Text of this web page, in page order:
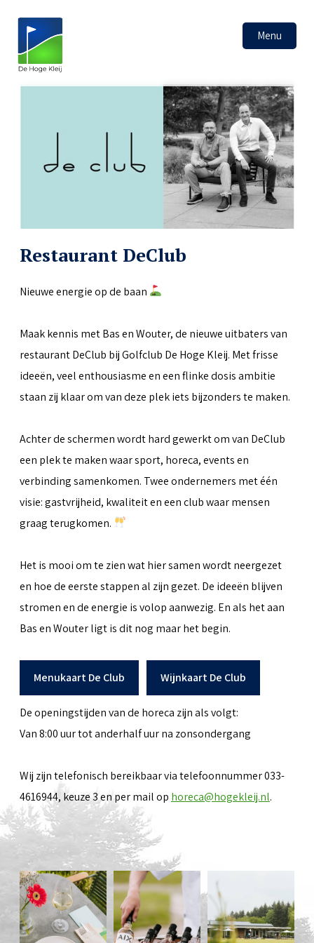
Menu
Restaurant DeClub
Nieuwe energie op de baan
Maak kennis met Bas en Wouter, de nieuwe uitbaters van
restaurant DeClub bij Golfclub De Hoge Kleij. Met frisse
ideeën, veel enthousiasme en een flinke dosis ambitie
staan zij klaar om van deze plek iets bijzonders te maken.
Achter de schermen wordt hard gewerkt om van DeClub
een plek te maken waar sport, horeca, events en
verbinding samenkomen. Twee ondernemers met één
visie: gastvrijheid, kwaliteit en een club waar mensen
graag terugkomen.
Het is mooi om te zien wat hier samen wordt neergezet
en hoe de eerste stappen al zijn gezet. De ideeën blijven
stromen en de energie is volop aanwezig. En als het aan
Bas en Wouter ligt is dit nog maar het begin.
Menukaart De Club Wijnkaart De Club
De openingstijden van de horeca zijn als volgt:
Van 8:00 uur tot anderhalf uur na zonsondergang
Wij zijn telefonisch bereikbaar via telefoonnummer 033-
4616944, keuze 3 en per mail op horeca@hogekleij.nl.